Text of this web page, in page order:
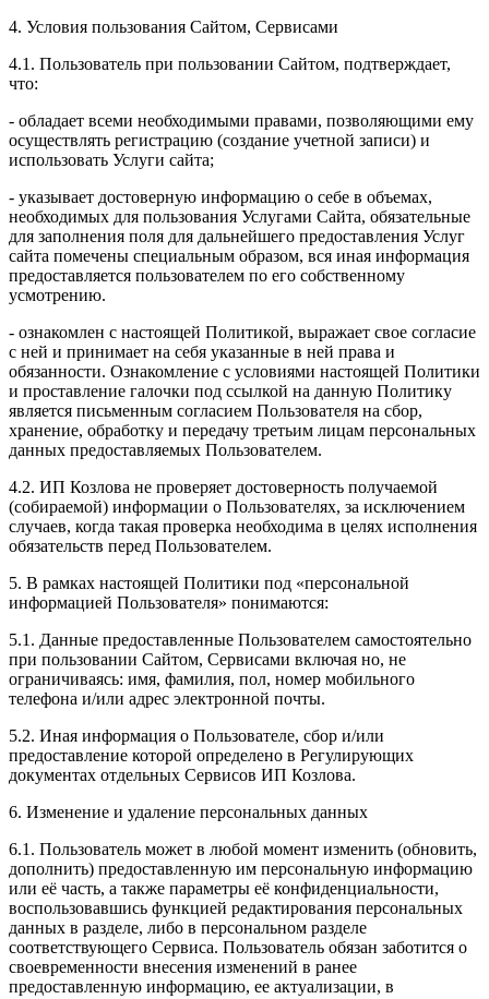
4. Условия пользования Сайтом, Сервисами
4.1. Пользователь при пользовании Сайтом, подтверждает,
что:
- обладает всеми необходимыми правами, позволяющими ему
осуществлять регистрацию (создание учетной записи) и
использовать Услуги сайта;
- указывает достоверную информацию о себе в объемах,
необходимых для пользования Услугами Сайта, обязательные
для заполнения поля для дальнейшего предоставления Услуг
сайта помечены специальным образом, вся иная информация
предоставляется пользователем по его собственному
усмотрению.
- ознакомлен с настоящей Политикой, выражает свое согласие
с ней и принимает на себя указанные в ней права и
обязанности. Ознакомление с условиями настоящей Политики
и проставление галочки под ссылкой на данную Политику
является письменным согласием Пользователя на сбор,
хранение, обработку и передачу третьим лицам персональных
данных предоставляемых Пользователем.
4.2. ИП Козлова не проверяет достоверность получаемой
(собираемой) информации о Пользователях, за исключением
случаев, когда такая проверка необходима в целях исполнения
обязательств перед Пользователем.
5. В рамках настоящей Политики под «персональной
информацией Пользователя» понимаются:
5.1. Данные предоставленные Пользователем самостоятельно
при пользовании Сайтом, Сервисами включая но, не
ограничиваясь: имя, фамилия, пол, номер мобильного
телефона и/или адрес электронной почты.
5.2. Иная информация о Пользователе, сбор и/или
предоставление которой определено в Регулирующих
документах отдельных Сервисов ИП Козлова.
6. Изменение и удаление персональных данных
6.1. Пользователь может в любой момент изменить (обновить,
дополнить) предоставленную им персональную информацию
или её часть, а также параметры её конфиденциальности,
воспользовавшись функцией редактирования персональных
данных в разделе, либо в персональном разделе
соответствующего Сервиса. Пользователь обязан заботится о
своевременности внесения изменений в ранее
предоставленную информацию, ее актуализации, в